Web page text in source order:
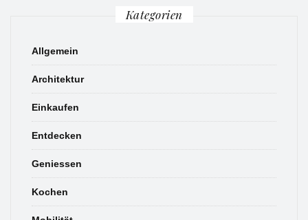
Kategorien
Allgemein
Architektur
Einkaufen
Entdecken
Geniessen
Kochen